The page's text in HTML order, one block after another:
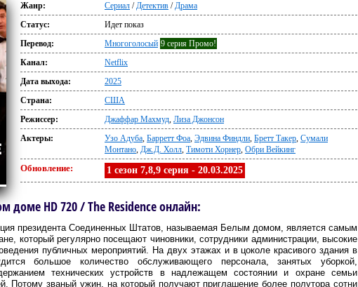
Жанр: Сериал /Детектив /Драма
Статус:
Идет показ
Перевод:
Многоголосый 9 серия Промо!
Канал:
Netflix
Дата выхода:
2025
Страна:
США
Режиссер:
Джаффар Махмуд, Лиза Джонсон
Актеры:
Узо Адуба, Барретт Фоа, Эдвина Финдли, Бретт Такер, Сумали
Монтано, Дж.Д. Холл, Тимоти Хорнер, Обри Вейкинг
Обновление: 1 сезон 7,8,9 серия - 20.03.2025
доме HD 720 / The Residence онлайн:
президента Соединенных Штатов, называемая Белым домом, является самым
который регулярно посещают чиновники, сотрудники администрации, высокие
публичных мероприятий. На двух этажах и в цоколе красивого здания в
большое количество обслуживающего персонала, занятых уборкой,
технических устройств в надлежащем состоянии и охране семьи
Потому званый ужин, на который получают приглашение более полутора сотни